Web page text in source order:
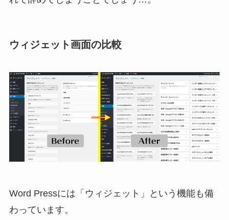
ウィジェット画面の比較
Word Pressには「ウィジェット」という機能も備
わっています。